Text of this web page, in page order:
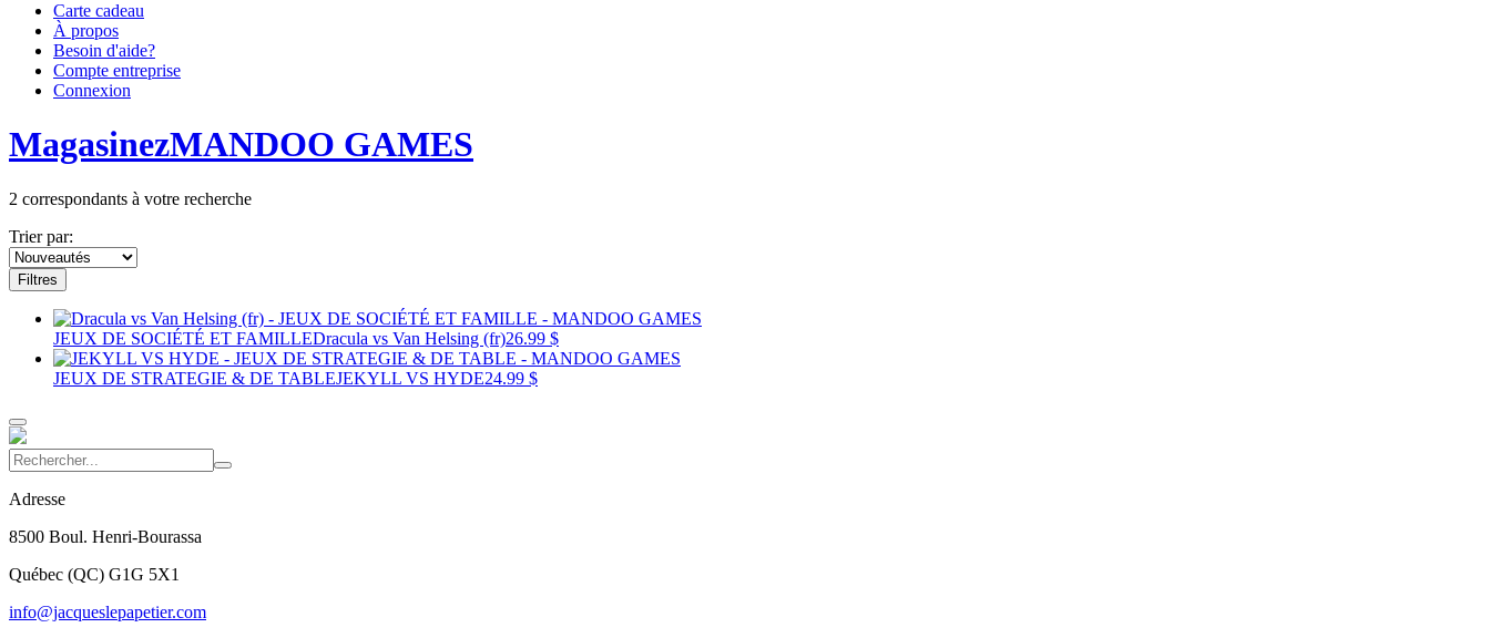
Carte cadeau
À propos
Besoin d'aide?
Compte entreprise
Connexion
MagasinezMANDOO GAMES
2 correspondants à votre recherche
Trier par:
Filtres
JEUX DE SOCIÉTÉ ET FAMILLEDracula vs Van Helsing (fr)26.99 $
JEUX DE STRATEGIE & DE TABLEJEKYLL VS HYDE24.99 $
Adresse
8500 Boul. Henri-Bourassa
Québec (QC) G1G 5X1
info@jacqueslepapetier.com